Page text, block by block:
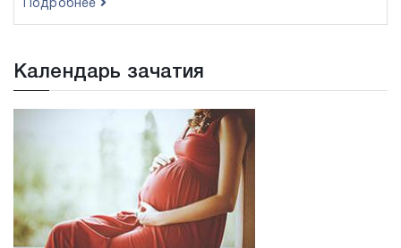
Подробнее
Календарь зачатия